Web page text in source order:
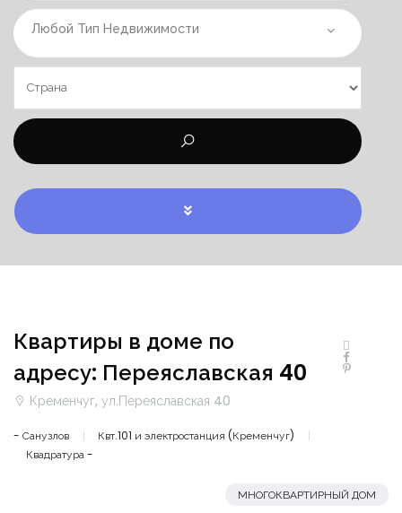
Любой Тип Недвижимости
Квартиры в доме по
адресу: Переяславская 40
Кременчуг, ул.Переяславская 40
- Санузлов
Квт.101 и электростанция (Кременчуг)
Квадратура -
МНОГОКВАРТИРНЫЙ ДОМ